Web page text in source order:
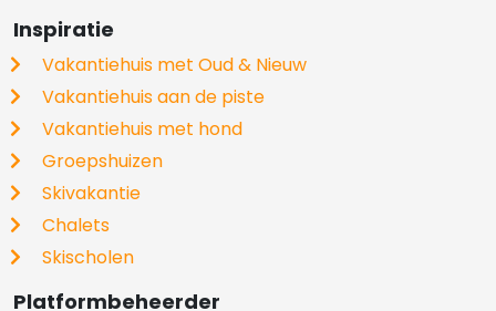
Inspiratie
Vakantiehuis met Oud & Nieuw
Vakantiehuis aan de piste
Vakantiehuis met hond
Groepshuizen
Skivakantie
Chalets
Skischolen
Platformbeheerder